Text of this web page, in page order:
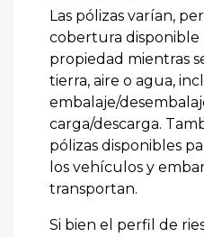
Las pólizas varían,
cobertura disponible
propiedad mientras
tierra, aire o agua,
embalaje/
carga/descarga.
pólizas disponibles
los vehículos y
transportan.
Si bien el perfil de